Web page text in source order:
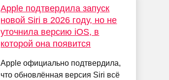
Apple подтвердила запуск
новой Siri в 2026 году, но не
уточнила версию iOS, в
которой она появится
Apple официально подтвердила,
что обновлённая версия Siri всё